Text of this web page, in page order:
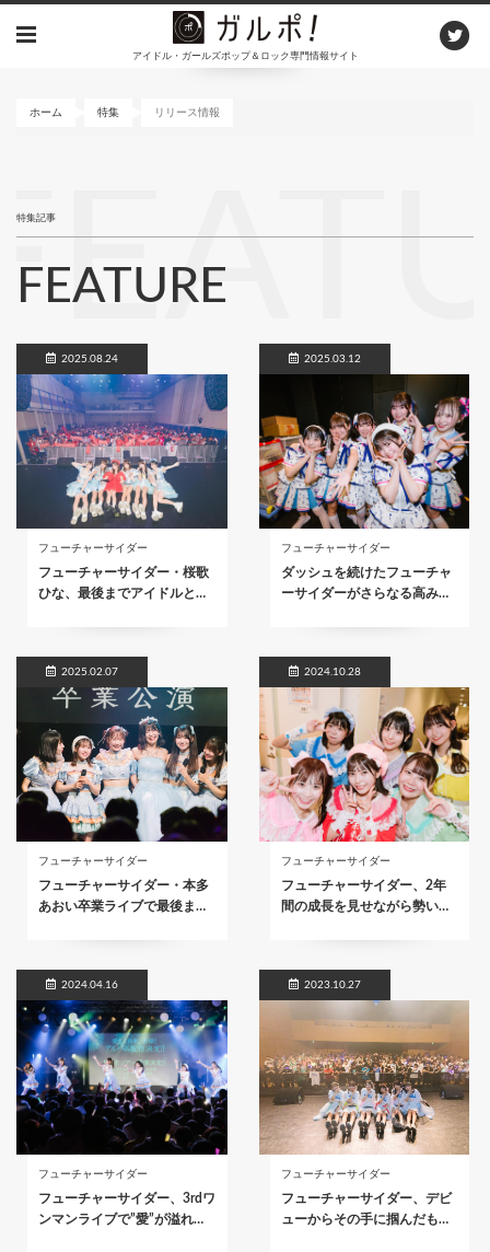
アイドル・ガールズポップ＆ロック専門情報サイト
ホーム 特集 リリース情報
特集記事
FEATURE
2025.08.24
フューチャーサイダー
フューチャーサイダー・桜歌
ひな、最後までアイドルと…
2025.03.12
フューチャーサイダー
ダッシュを続けたフューチャ
ーサイダーがさらなる高み…
2025.02.07
フューチャーサイダー
フューチャーサイダー・本多
あおい卒業ライブで最後ま…
2024.10.28
フューチャーサイダー
フューチャーサイダー、2年
間の成長を見せながら勢い…
2024.04.16
フューチャーサイダー
フューチャーサイダー、3rdワ
ンマンライブで”愛”が溢れ…
2023.10.27
フューチャーサイダー
フューチャーサイダー、デビ
ューからその手に掴んだも…